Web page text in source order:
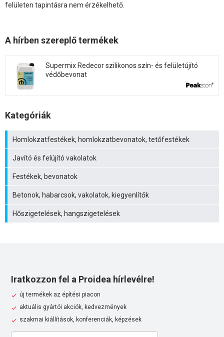
felületen tapintásra nem érzékelhető.
A hírben szereplő termékek
Supermix Redecor szilikonos szín- és felületújító
védőbevonat
Kategóriák
Homlokzatfestékek, homlokzatbevonatok, tetőfestékek
Javító és felújító vakolatok
Festékek, bevonatok
Betonok, habarcsok, vakolatok, kiegyenlítők
Hőszigetelések, hangszigetelések
Iratkozzon fel a Proidea hírlevélre!
új termékek az építési piacon
aktuális gyártói akciók, kedvezmények
szakmai kiállítások, konferenciák, képzések